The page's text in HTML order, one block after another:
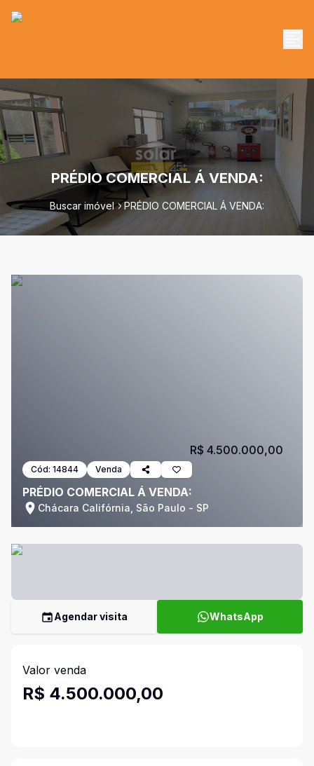
PRÉDIO COMERCIAL Á VENDA:
Buscar imóvel PRÉDIO COMERCIAL Á VENDA:
Cód: 14844 Venda
PRÉDIO COMERCIAL Á VENDA:
Chácara Califórnia, São Paulo - SP
R$ 4.500.000,00
Agendar visita WhatsApp
Valor venda
R$ 4.500.000,00